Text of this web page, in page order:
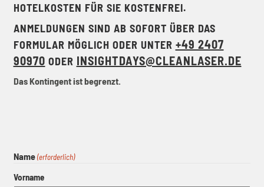
HOTELKOSTEN FÜR SIE KOSTENFREI.
ANMELDUNGEN SIND AB SOFORT ÜBER DAS
FORMULAR MÖGLICH ODER UNTER +49 2407
90970 ODER INSIGHTDAYS@CLEANLASER.DE
Das Kontingent ist begrenzt.
Name (erforderlich)
Vorname